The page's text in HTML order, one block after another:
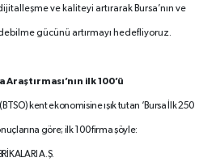
ve kaliteyi artırarak Bursa’nın ve
gücünü artırmayı hedefliyoruz.
ilk 100’ü
kent ekonomisine ışık tutan ‘Bursa İlk 250
göre; ilk 100 firma şöyle:
A.Ş.